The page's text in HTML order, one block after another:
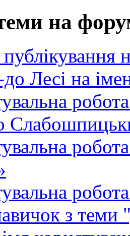
на
Лесі на
з теми